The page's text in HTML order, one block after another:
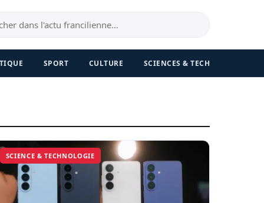
SPORT CULTURE SCIENCES & TECH
SCIENCE & TECHNOLOGIE